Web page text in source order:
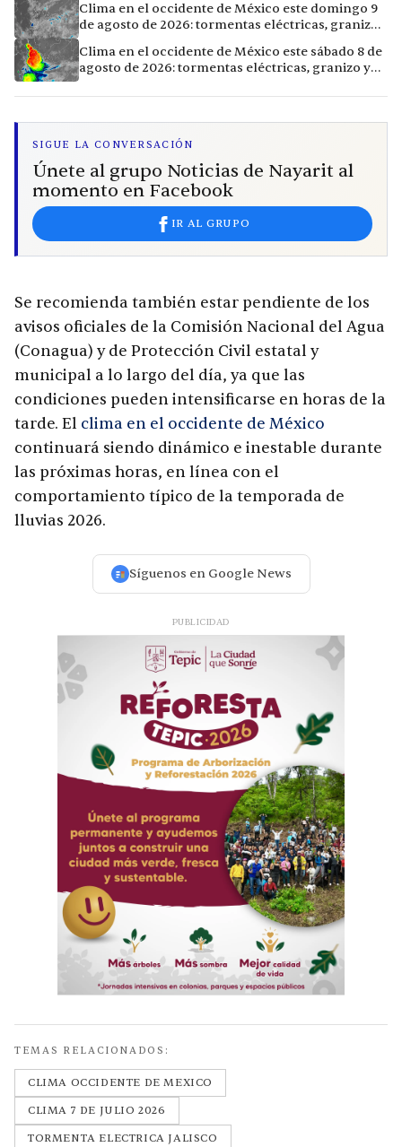
Clima en el occidente de México este domingo 9
de agosto de 2026: tormentas eléctricas, granizo
Clima en el occidente de México este sábado 8 de
agosto de 2026: tormentas eléctricas, granizo y
SIGUE LA CONVERSACIÓN
Únete al grupo Noticias de Nayarit al
momento en Facebook
IR AL GRUPO
Se recomienda también estar pendiente de los
avisos oficiales de la Comisión Nacional del Agua
(Conagua) y de Protección Civil estatal y
municipal a lo largo del día, ya que las
condiciones pueden intensificarse en horas de la
tarde. El clima en el occidente de México
continuará siendo dinámico e inestable durante
las próximas horas, en línea con el
comportamiento típico de la temporada de
lluvias 2026.
Síguenos en Google News
PUBLICIDAD
TEMAS RELACIONADOS:
CLIMA OCCIDENTE DE MEXICO
CLIMA 7 DE JULIO 2026
TORMENTA ELECTRICA JALISCO